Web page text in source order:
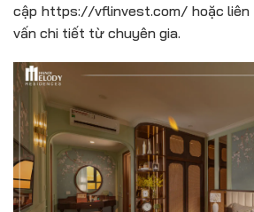
cập https://vflinvest.com/ hoặc liên
vấn chi tiết từ chuyên gia.